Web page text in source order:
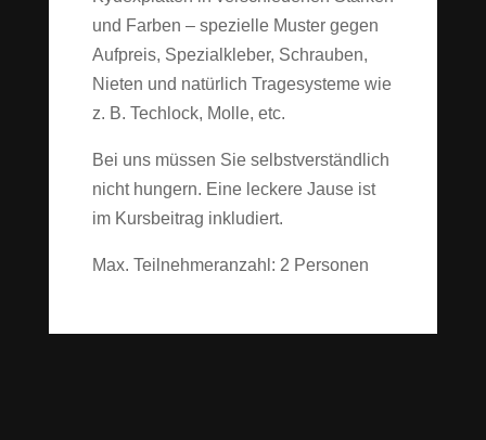
und Farben – spezielle Muster gegen
Aufpreis, Spezialkleber, Schrauben,
Nieten und natürlich Tragesysteme wie
z. B. Techlock, Molle, etc.
Bei uns müssen Sie selbstverständlich
nicht hungern. Eine leckere Jause ist
im Kursbeitrag inkludiert.
Max. Teilnehmeranzahl: 2 Personen